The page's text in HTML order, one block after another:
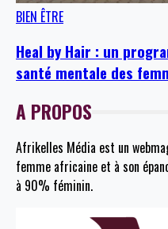
BIEN ÊTRE
Heal by Hair : un
santé mentale des
A PROPOS
Afrikelles Média est un
femme africaine et à son
à 90% féminin.